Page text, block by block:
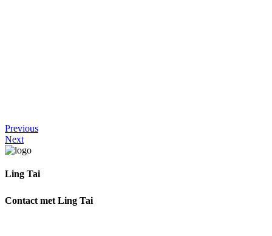
Previous
Next
Ling Tai
Contact met Ling Tai